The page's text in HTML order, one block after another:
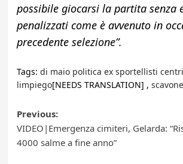
possibile giocarsi la partita senza
penalizzati come è avvenuto in
precedente selezione”.
Tags: di maio politica ex sportellisti
limpiego[NEEDS TRANSLATION] , scavone
Post
navigation
Previous:
VIDEO|Emergenza cimiteri, Gelarda:
4000 salme a fine anno”